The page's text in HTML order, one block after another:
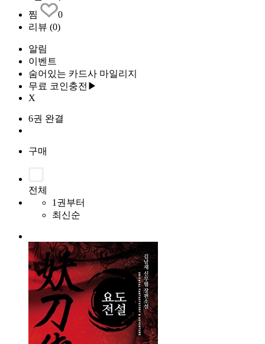
찜
0
리뷰 (0)
알림
이벤트
숨어있는 카드사 마일리지
무료 코인충전▶
X
6권 완결
구매
전체
1권부터
최신순